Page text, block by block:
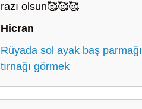
razı olsun🥰🥰🥰
Hicran
Rüyada sol ayak baş parmağı
tırnağı görmek